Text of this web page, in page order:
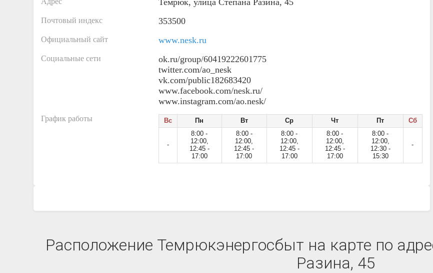
Темрюк, улица Степана Разина, 45
Почтовый индекс 353500
Официальный сайт www.nesk.ru
Социальные сети
ok.ru/group/60419222601775
twitter.com/ao_nesk
vk.com/public182683420
www.facebook.com/nesk.ru/
www.instagram.com/ao.nesk/
График работы Вс Пн Вт Ср Чт Пт Сб
-
8:00 -
12:00,
12:45 -
17:00
8:00 -
12:00,
12:45 -
17:00
8:00 -
12:00,
12:45 -
17:00
8:00 -
12:00,
12:45 -
17:00
8:00 -
12:00,
12:30 -
15:30
-
Расположение Темрюкэнергосбыт на карте по
Разина, 45